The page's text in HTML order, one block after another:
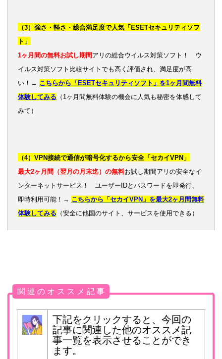
（3）強さ・軽さ・総合満足度で人気「ESETセキュリティソフ
ト」
1ヶ月間の無料お試し期間 アリの総合ウイルス対策ソフト！ ウ
イルス対策ソフト比較サイトでも高く評価され、満足度が高
い！→ こちらから「ESETセキュリティソフト」を1ヶ月間無料
体験してみる （1ヶ月間無料体験の機会に人気も秘密を体感して
みて）
（4）VPN接続で通信が暗号化するから安全「セカイVPN」
最大2ヶ月間（翌月の月末迄）の無料お試し期間アリの安全なイ
ンターネットサービス！ ユーザーIDとパスワードを即発行、
即時利用可能！→ こちらから「セカイVPN」を最大2ヶ月間無料
体験してみる （安全に他国のサイト、サービスを使用できる）
関 連 の オ ス ス メ 記 事
下記をクリックすると、今回の
記事に関連した他のオススメ記
事一覧を表示させることができ
ます。